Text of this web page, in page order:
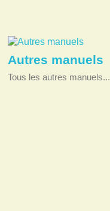
Autres manuels
Tous les autres manuels...